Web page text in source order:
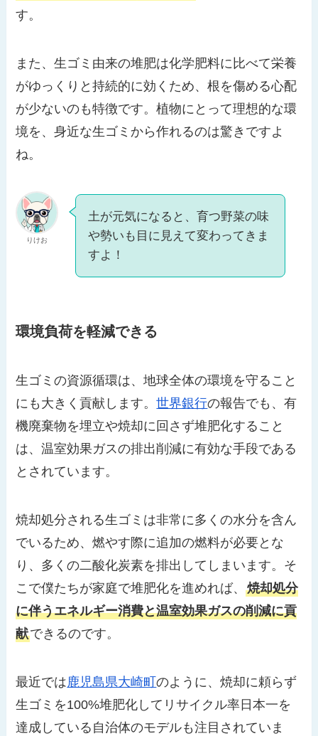
す。
また、生ゴミ由来の堆肥は化学肥料に比べて栄養
がゆっくりと持続的に効くため、根を傷める心配
が少ないのも特徴です。植物にとって理想的な環
境を、身近な生ゴミから作れるのは驚きですよ
ね。
りけお
土が元気になると、育つ野菜の味
や勢いも目に見えて変わってきま
すよ！
環境負荷を軽減できる
生ゴミの資源循環は、地球全体の環境を守ること
にも大きく貢献します。世界銀行の報告でも、有
機廃棄物を埋立や焼却に回さず堆肥化すること
は、温室効果ガスの排出削減に有効な手段である
とされています。
焼却処分される生ゴミは非常に多くの水分を含ん
でいるため、燃やす際に追加の燃料が必要とな
り、多くの二酸化炭素を排出してしまいます。そ
こで僕たちが家庭で堆肥化を進めれば、焼却処分
に伴うエネルギー消費と温室効果ガスの削減に貢
献できるのです。
最近では鹿児島県大崎町のように、焼却に頼らず
生ゴミを100%堆肥化してリサイクル率日本一を
達成している自治体のモデルも注目されていま